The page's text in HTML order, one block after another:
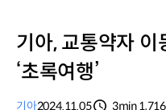
기아, 교통약자
‘초록여행’
기아2024.11.05
3min1,716